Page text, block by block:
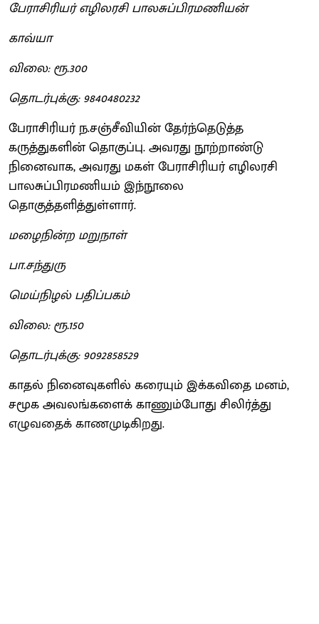
பேராசிரியர் எழிலரசி பாலசுப்பிரமணியன்
காவ்யா
விலை: ரூ.300
தொடர்புக்கு: 9840480232
பேராசிரியர் ந.சஞ்சீவியின் தேர்ந்தெடுத்த
கருத்துகளின் தொகுப்பு. அவரது நூற்றாண்டு
நினைவாக, அவரது மகள் பேராசிரியர் எழிலரசி
பாலசுப்பிரமணியம் இந்நூலை
தொகுத்தளித்துள்ளார்.
மழைநின்ற மறுநாள்
பா.சந்துரு
மெய்நிழல் பதிப்பகம்
விலை: ரூ.150
தொடர்புக்கு: 9092858529
காதல் நினைவுகளில் கரையும் இக்கவிதை மனம்,
சமூக அவலங்களைக் காணும்போது சிலிர்த்து
எழுவதைக் காணமுடிகிறது.